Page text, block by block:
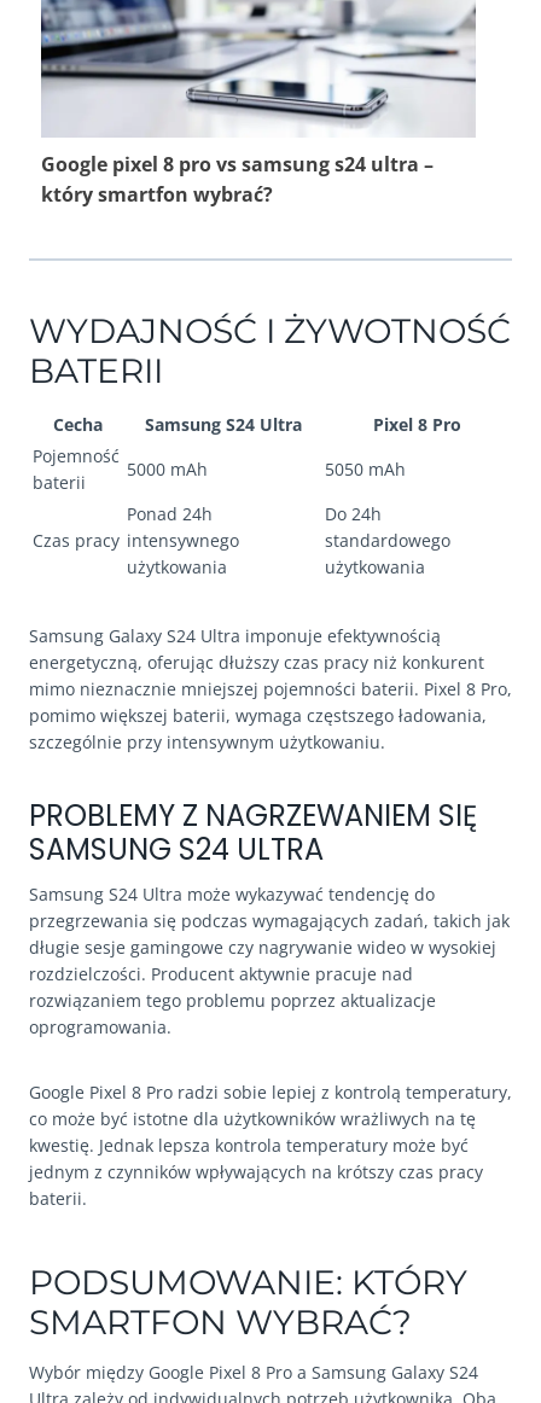
Google pixel 8 pro vs samsung s24 ultra –
który smartfon wybrać?
WYDAJNOŚĆ I ŻYWOTNOŚĆ
BATERII
Cecha Samsung S24 Ultra
Pixel 8 Pro
Pojemność
baterii
5000 mAh 5050 mAh
Czas pracy
Ponad 24h
intensywnego
użytkowania
Do 24h
standardowego
użytkowania
Samsung Galaxy S24 Ultra imponuje efektywnością
energetyczną, oferując dłuższy czas pracy niż konkurent
mimo nieznacznie mniejszej pojemności baterii. Pixel 8 Pro,
pomimo większej baterii, wymaga częstszego ładowania,
szczególnie przy intensywnym użytkowaniu.
PROBLEMY Z NAGRZEWANIEM SIĘ
SAMSUNG S24 ULTRA
Samsung S24 Ultra może wykazywać tendencję do
przegrzewania się podczas wymagających zadań, takich jak
długie sesje gamingowe czy nagrywanie wideo w wysokiej
rozdzielczości. Producent aktywnie pracuje nad
rozwiązaniem tego problemu poprzez aktualizacje
oprogramowania.
Google Pixel 8 Pro radzi sobie lepiej z kontrolą temperatury,
co może być istotne dla użytkowników wrażliwych na tę
kwestię. Jednak lepsza kontrola temperatury może być
jednym z czynników wpływających na krótszy czas pracy
baterii.
PODSUMOWANIE: KTÓRY
SMARTFON WYBRAĆ?
Wybór między Google Pixel 8 Pro a Samsung Galaxy S24
Ultra zależy od indywidualnych potrzeb użytkownika. Oba